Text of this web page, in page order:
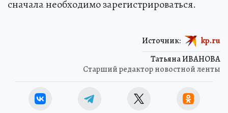
сначала необходимо зарегистрироваться.
Татьяна ИВАНОВА
Старший редактор новостной ленты
Источник: kp.ru